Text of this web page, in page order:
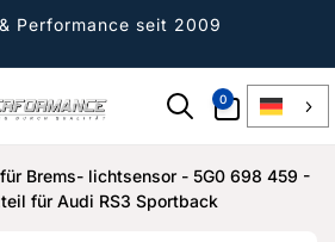
Performance seit 2009
0
Artikel
Brems- lichtsensor - 5G0 698 459 -
für Audi RS3 Sportback